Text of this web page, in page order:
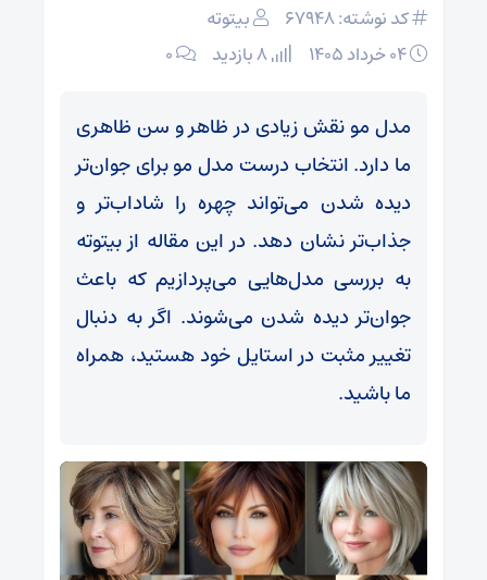
کد نوشته: 67948
بیتوته
۰
مدل مو نقش زیادی در ظاهر و سن ظاهری
ما دارد. انتخاب درست مدل مو برای جوان‌تر
دیده شدن می‌تواند چهره را شاداب‌تر و
جذاب‌تر نشان دهد. در این مقاله از بیتوته
به بررسی مدل‌هایی می‌پردازیم که باعث
جوان‌تر دیده شدن می‌شوند. اگر به دنبال
تغییر مثبت در استایل خود هستید، همراه
ما باشید.